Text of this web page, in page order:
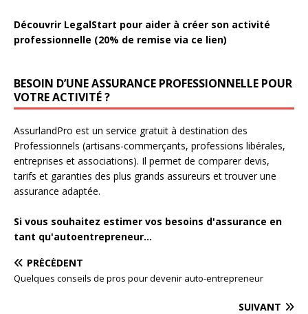
Découvrir LegalStart pour aider à créer son activité
professionnelle (20% de remise via ce lien)
BESOIN D’UNE ASSURANCE PROFESSIONNELLE POUR
VOTRE ACTIVITÉ ?
AssurlandPro est un service gratuit à destination des
Professionnels (artisans-commerçants, professions libérales,
entreprises et associations). Il permet de comparer devis,
tarifs et garanties des plus grands assureurs et trouver une
assurance adaptée.
Si vous souhaitez estimer vos besoins d'assurance en
tant qu'autoentrepreneur...
PRÉCÉDENT
Quelques conseils de pros pour devenir auto-entrepreneur
SUIVANT